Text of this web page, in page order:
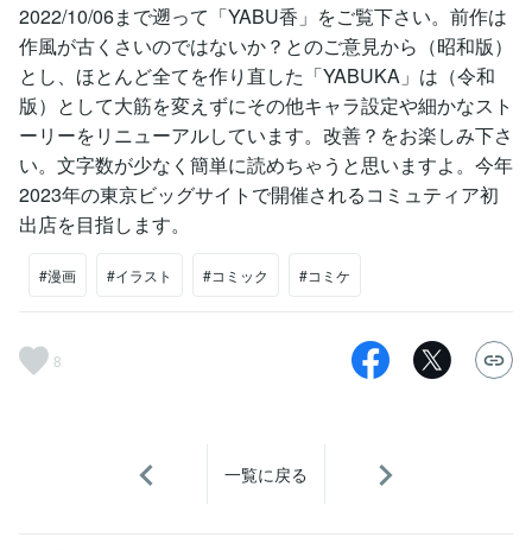
2022/10/06まで遡って「YABU香」をご覧下さい。前作は
作風が古くさいのではないか？とのご意見から（昭和版）
とし、ほとんど全てを作り直した「YABUKA」は（令和
版）として大筋を変えずにその他キャラ設定や細かなスト
ーリーをリニューアルしています。改善？をお楽しみ下さ
い。文字数が少なく簡単に読めちゃうと思いますよ。今年
2023年の東京ビッグサイトで開催されるコミュティア初
出店を目指します。
#漫画 #イラスト #コミック #コミケ
8
一覧に戻る